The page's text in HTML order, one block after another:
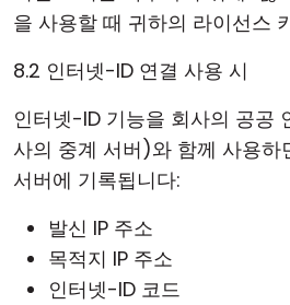
을 사용할 때 귀하의 라이선스
8.2 인터넷-ID 연결 사용 시
인터넷-ID 기능을 회사의 공공
사의 중계 서버)와 함께 사용하
서버에 기록됩니다:
발신 IP 주소
목적지 IP 주소
인터넷-ID 코드